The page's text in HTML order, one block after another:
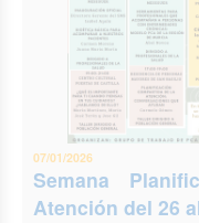
07/01/2026
Semana
Atención del 26